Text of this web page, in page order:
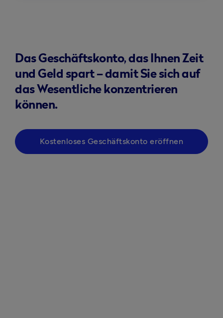
Das Geschäftskonto, das Ihnen Zeit
und Geld spart – damit Sie sich auf
das Wesentliche konzentrieren
können.
Kostenloses Geschäftskonto eröffnen